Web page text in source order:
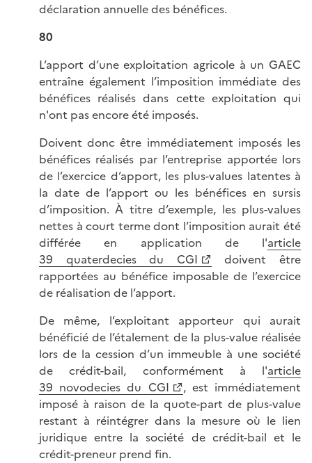
déclaration annuelle des bénéfices.
80
L’apport d’une exploitation agricole à un GAEC
entraîne également l’imposition immédiate des
bénéfices réalisés dans cette exploitation qui
n'ont pas encore été imposés.
Doivent donc être immédiatement imposés les
bénéfices réalisés par l’entreprise apportée lors
de l’exercice d’apport, les plus-values latentes à
la date de l’apport ou les bénéfices en sursis
d’imposition. À titre d’exemple, les plus-values
nettes à court terme dont l’imposition aurait été
différée en application de l'article
39 quaterdecies du CGI
doivent être
rapportées au bénéfice imposable de l’exercice
de réalisation de l’apport.
De même, l’exploitant apporteur qui aurait
bénéficié de l’étalement de la plus-value réalisée
lors de la cession d’un immeuble à une société
de crédit-bail, conformément à l'article
39 novodecies du CGI
, est immédiatement
imposé à raison de la quote-part de plus-value
restant à réintégrer dans la mesure où le lien
juridique entre la société de crédit-bail et le
crédit-preneur prend fin.